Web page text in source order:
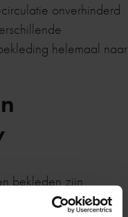
onverhinderd
helemaal naar
bekleden zijn
zijn zetten wij